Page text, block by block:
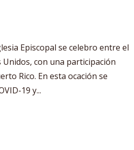
Episcopal se celebro entre el
Unidos, con una participación
Rico. En esta ocación se
19 y...